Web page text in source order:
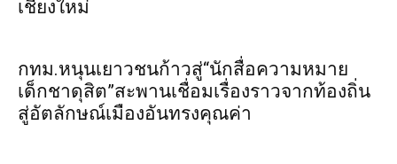
เชียงใหม่
กทม.หนุนเยาวชนก้าวสู่“นักสื่อความหมาย
เด็กชาดุสิต”สะพานเชื่อมเรื่องราวจากท้องถิ่น
สู่อัตลักษณ์เมืองอันทรงคุณค่า